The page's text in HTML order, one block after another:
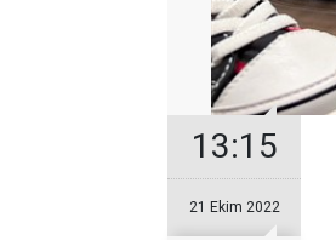
13:15
21 Ekim 2022